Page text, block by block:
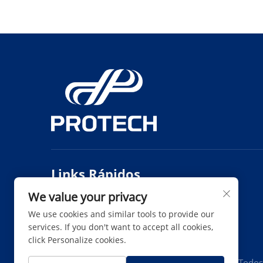
Links Rápidos
Produtos
Notícias Entre em Contato
We value your privacy
We use cookies and similar tools to provide our
services. If you don't want to accept all cookies,
click Personalize cookies.